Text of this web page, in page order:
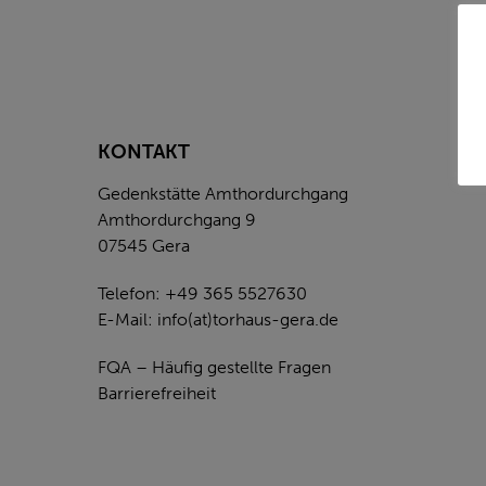
KONTAKT
Gedenkstätte Amthordurchgang
Amthordurchgang 9
07545 Gera
Telefon: +49 365 5527630
E-Mail: info(at)torhaus-gera.de
FQA – Häufig gestellte Fragen
Barrierefreiheit